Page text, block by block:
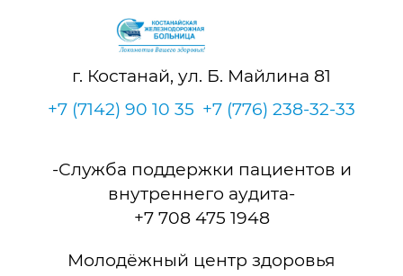
г. Костанай, ул. Б. Майлина 81
+7 (7142) 90 10 35 +7 (776) 238-32-33
-Служба поддержки пациентов и
внутреннего аудита-
+7 708 475 1948
Молодёжный центр здоровья